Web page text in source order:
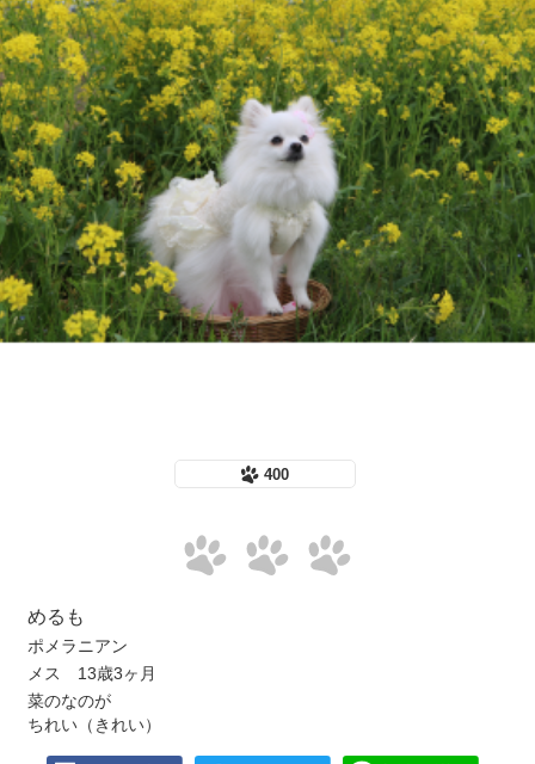
400
めるも
ポメラニアン
メス 13歳3ヶ月
菜のなのが
ちれい（きれい）